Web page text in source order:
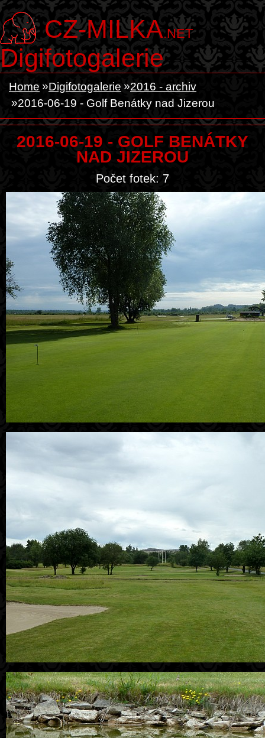
CZ-MILKA.NET
Digifotogalerie
Home Digifotogalerie
2016 - archiv
2016-06-19 - Golf Benátky nad Jizerou
2016-06-19 - GOLF BENÁTKY
NAD JIZEROU
Počet fotek: 7